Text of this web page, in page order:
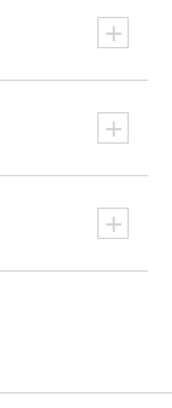
+
+
+